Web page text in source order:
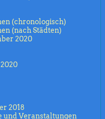
(chronologisch)
(nach Städten)
2020
2018
und Veranstaltungen